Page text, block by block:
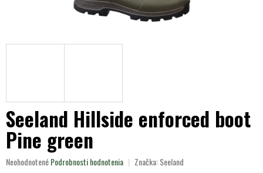
Seeland Hillside enforced boot
Pine green
Priemerné
NeohodnotenéPodrobnosti hodnotenia Značka:Seeland